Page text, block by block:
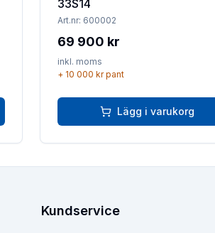
33S14
Art.nr: 600002
69 900 kr
inkl. moms
+ 10 000 krpant
Lägg i varukorg
Kundservice